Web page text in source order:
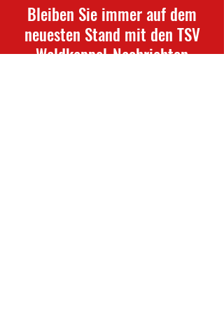
Bleiben Sie immer auf dem
neuesten Stand mit den TSV
Waldkappel-Nachrichten